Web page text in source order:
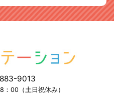
9013
00（土日祝休み）